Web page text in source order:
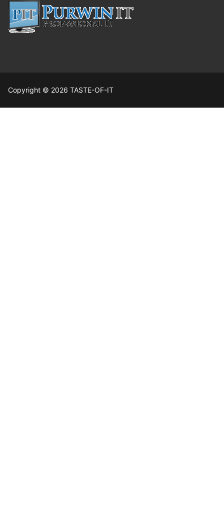
Copyright © 2026 TASTE-OF-IT